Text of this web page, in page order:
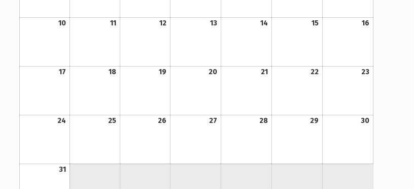
10
10. Mai 2021
11
11. Mai 2021
12
12. Mai 2021
13
13. Mai 2021
14
14. Mai 2021
15
15. Mai 2021
16
16. Mai 2021
17
17. Mai 2021
18
18. Mai 2021
19
19. Mai 2021
20
20. Mai 2021
21
21. Mai 2021
22
22. Mai 2021
23
23. Mai 2021
24
24. Mai 2021
25
25. Mai 2021
26
26. Mai 2021
27
27. Mai 2021
28
28. Mai 2021
29
29. Mai 2021
30
30. Mai 2021
31
31. Mai 2021